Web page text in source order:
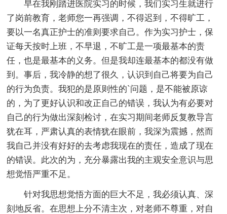
早在我刚踏进医院实习的时候，我们实习生就进行
了岗前教育，老师您一再强调，不得迟到，不得旷工，
要以一名真正护士的准则要求自己。作为实习护士，保
证每天按时上班，不早退，不旷工是一项最基本的责
任，也是最基本的义务。但是我却连最基本的都没有做
到。事后，我冷静的想了很久，认识到自己将要为自己
的行为负责。我犯的是原则性的`问题，是不能被原谅
的，为了更好认识和改正自己的错误，我认为有必要对
自己的行为做出深刻检讨，在实习期间老师反复教导言
犹在耳，严肃认真的表情犹在眼前，我深为震撼，然而
我自己并没有好好的去考虑我现在的责任，造成了现在
的错误。此次的为，充分暴露出我的主观安全意识与思
想觉悟严重不足。
针对我思想觉悟方面的巨大不足，我必须认真、深
刻地反省。在思想上分不清主次，对老师不尊重，对自